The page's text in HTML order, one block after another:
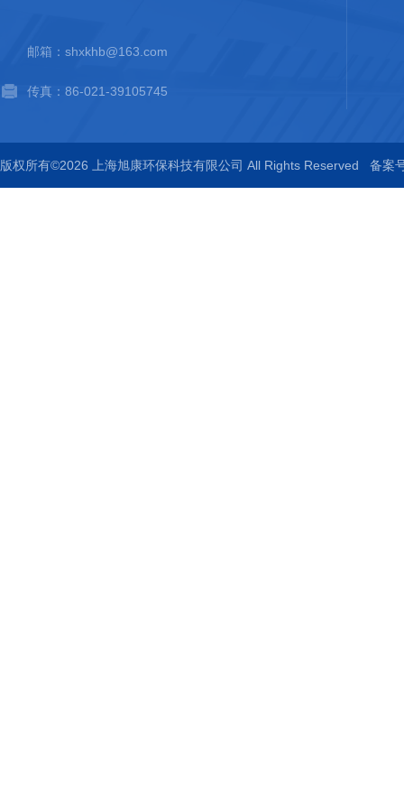
邮箱：shxkhb@163.com
传真：86-021-39105745
版权所有©2026 上海旭康环保科技有限公司 All Rights Reserved 备案